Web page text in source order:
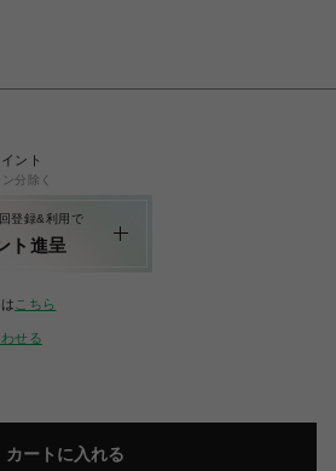
ント
分除く
登録&利用で
ト進呈
こちら
せる
カートに入れる